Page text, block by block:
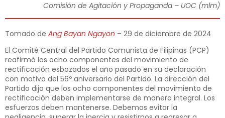
Comisión de Agitación y Propaganda – UOC (mlm)
Tomado de Ang Bayan Ngayon – 29 de diciembre de 2024
El Comité Central del Partido Comunista de Filipinas (PCP)
reafirmó los ocho componentes del movimiento de
rectificación esbozados el año pasado en su declaración
con motivo del 56º aniversario del Partido. La dirección del
Partido dijo que los ocho componentes del movimiento de
rectificación deben implementarse de manera integral. Los
esfuerzos deben mantenerse. Debemos evitar la